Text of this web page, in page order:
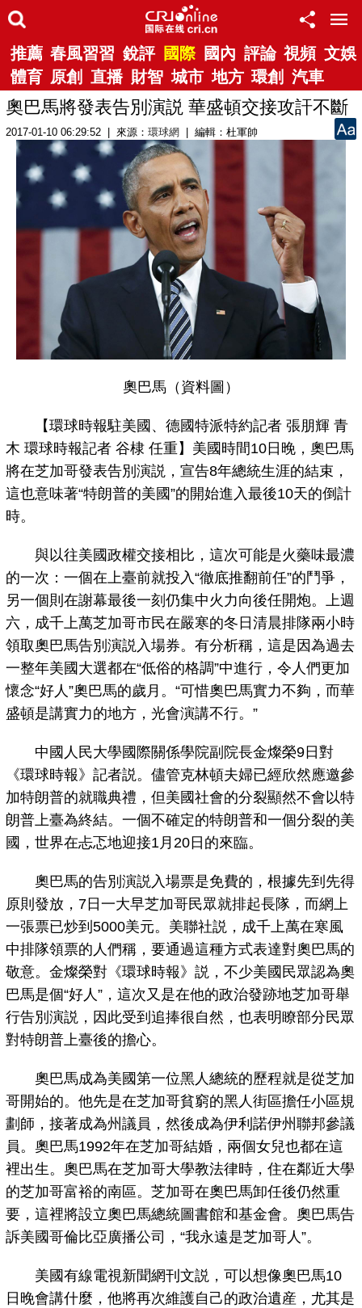
推薦 春風習習 銳評 國際 國內 評論 視頻 文娛
體育 原創 直播 財智 城市 地方 環創 汽車
奧巴馬將發表告別演説 華盛頓交接攻訐不斷
2017-01-10 06:29:52 | 來源：環球網 | 編輯：杜軍帥
奧巴馬（資料圖）
【環球時報駐美國、德國特派特約記者 張朋輝 青
木 環球時報記者 谷棣 任重】美國時間10日晚，奧巴馬
將在芝加哥發表告別演説，宣告8年總統生涯的結束，
這也意味著“特朗普的美國”的開始進入最後10天的倒計
時。
與以往美國政權交接相比，這次可能是火藥味最濃
的一次：一個在上臺前就投入“徹底推翻前任”的鬥爭，
另一個則在謝幕最後一刻仍集中火力向後任開炮。上週
六，成千上萬芝加哥市民在嚴寒的冬日清晨排隊兩小時
領取奧巴馬告別演説入場券。有分析稱，這是因為過去
一整年美國大選都在“低俗的格調”中進行，令人們更加
懷念“好人”奧巴馬的歲月。“可惜奧巴馬實力不夠，而華
盛頓是講實力的地方，光會演講不行。”
中國人民大學國際關係學院副院長金燦榮9日對
《環球時報》記者説。儘管克林頓夫婦已經欣然應邀參
加特朗普的就職典禮，但美國社會的分裂顯然不會以特
朗普上臺為終結。一個不確定的特朗普和一個分裂的美
國，世界在忐忑地迎接1月20日的來臨。
奧巴馬的告別演説入場票是免費的，根據先到先得
原則發放，7日一大早芝加哥民眾就排起長隊，而網上
一張票已炒到5000美元。美聯社説，成千上萬在寒風
中排隊領票的人們稱，要通過這種方式表達對奧巴馬的
敬意。金燦榮對《環球時報》説，不少美國民眾認為奧
巴馬是個“好人”，這次又是在他的政治發跡地芝加哥舉
行告別演説，因此受到追捧很自然，也表明瞭部分民眾
對特朗普上臺後的擔心。
奧巴馬成為美國第一位黑人總統的歷程就是從芝加
哥開始的。他先是在芝加哥貧窮的黑人街區擔任小區規
劃師，接著成為州議員，然後成為伊利諾伊州聯邦參議
員。奧巴馬1992年在芝加哥結婚，兩個女兒也都在這
裡出生。奧巴馬在芝加哥大學教法律時，住在鄰近大學
的芝加哥富裕的南區。芝加哥在奧巴馬卸任後仍然重
要，這裡將設立奧巴馬總統圖書館和基金會。奧巴馬告
訴美國哥倫比亞廣播公司，“我永遠是芝加哥人”。
美國有線電視新聞網刊文説，可以想像奧巴馬10
日晚會講什麼，他將再次維護自己的政治遺産，尤其是